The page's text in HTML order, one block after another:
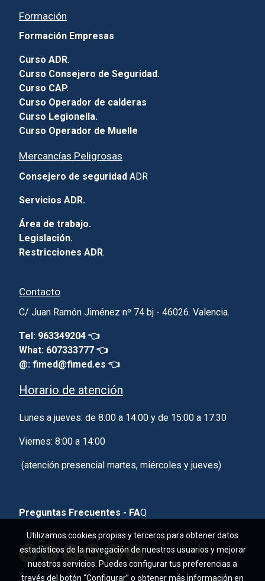
Formación
Formación Empresas
Curso ADR.
Curso Consejero de Seguridad.
Curso CAP.
Curso Operador de calderas
Curso Legionella.
Curso Operador de Muelle
Mercancías Peligrosas
Consejero de seguridad ADR
Servicios ADR.
Área de trabajo.
Legislación.
Restricciones ADR.
Contacto
C/ Juan Ramón Jiménez nº 74 bj - 46026. Valencia.
Tel: 963349204 👈
What: 607333777 👈
@: fimed@fimed.es 👈
Horario de atención
Lunes a jueves: de 8:00 a 14:00 y de 15:00 a 17:30
Viernes: 8:00 a 14:00
(atención presencial martes, miércoles y jueves)
Preguntas Frecuentes - FAQ
Aviso legal
Utilizamos cookies propias y terceros para obtener datos
estadísticos de la navegación de nuestros usuarios y mejorar
nuestros servicios. Puedes configurar tus preferencias a
través del botón “Configurar” o obtener más información en